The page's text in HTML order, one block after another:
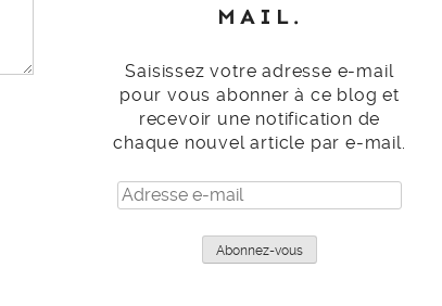
MAIL.
Saisissez votre adresse e-mail
pour vous abonner à ce blog et
recevoir une notification de
chaque nouvel article par e-mail.
Adresse
e-
Abonnez-vous